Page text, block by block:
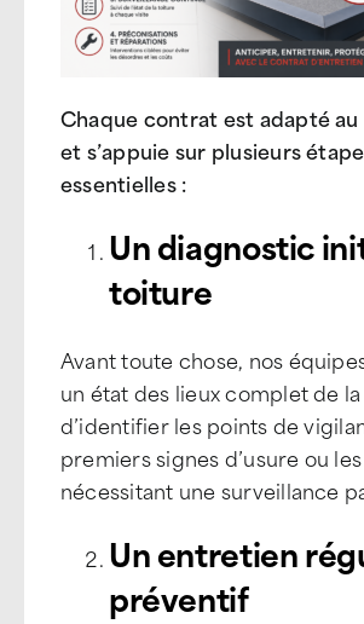
Chaque contrat est adapté
et s’appuie sur plusieurs
essentielles :
Un diagnostic
toiture
Avant toute chose, nos
un état des lieux complet de
d’identifier les points de
premiers signes d’usure ou
nécessitant une surveillance
Un entretien
préventif